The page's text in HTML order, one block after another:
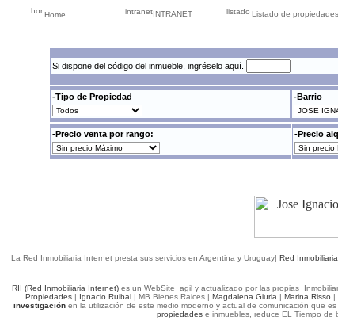
Home INTRANET Listado de propiedades
Si dispone del código del inmueble, ingréselo aquí.
-Tipo de Propiedad -Barrio
-Precio venta por rango: -Precio
La Red Inmobiliaria Internet presta sus servicios en Argentina y Uruguay| Red
RII (Red Inmobiliaria Internet) es un WebSite agil y actualizado por las propias
Propiedades| Ignacio Ruibal| MB Bienes Raices | Magdalena Giuria | Marina Risso |
investigación en la utilización de este medio moderno y actual de comunicación que
propiedades e inmuebles, reduce EL Tiempo de